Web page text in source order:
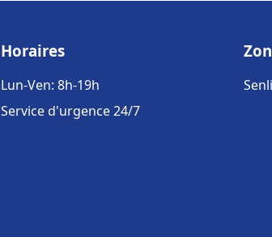
Horaires
Lun-Ven: 8h-19h
Service d'urgence 24/7